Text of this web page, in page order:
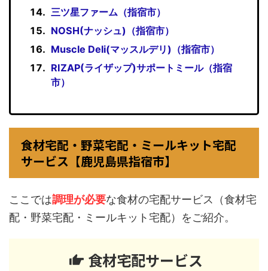
三ツ星ファーム（指宿市）
NOSH(ナッシュ)（指宿市）
Muscle Deli(マッスルデリ)（指宿市）
RIZAP(ライザップ)サポートミール（指宿
市）
食材宅配・野菜宅配・ミールキット宅配
サービス【鹿児島県指宿市】
ここでは調理が必要な食材の宅配サービス（食材宅
配・野菜宅配・ミールキット宅配）をご紹介。
食材宅配サービス